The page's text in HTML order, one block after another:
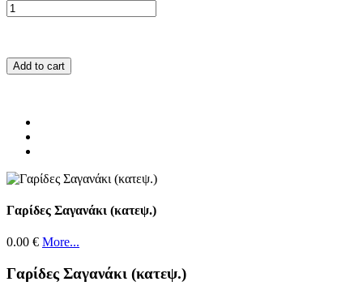
Add to cart
Γαρίδες Σαγανάκι (κατεψ.)
0.00 € More...
Γαρίδες Σαγανάκι (κατεψ.)